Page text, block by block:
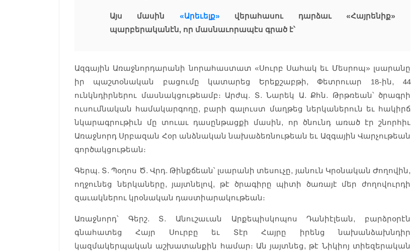
Այս մասին «Արեւելք» վերահասու դարձաւ «Հայրենիք»
պարբերականէն, որ մասնաւորապէս գրած է՝
Ազգային Առաջնորդարանի նորահաստատ «Սուրբ Սահակ եւ Մեսրոպ» լսարանը
իր պաշտօնական բացումը կատարեց Երեքշաբթի, Փետրուար 18-ին, 44
ունկնդիրներու մասնակցութեամբ։ Արժպ. Տ. Նարեկ Ա. Քհն. Թրթռեան՝ ծրագրի
ուսումնական համակարգողը, բարի գալուստ մաղթեց ներկաներուն եւ հակիրճ
նկարագրութիւն մը տուաւ դասընթացքի մասին, որ ծնունդ առած էր շնորհիւ
Առաջնորդ Սրբազան Հօր անձնական նախաձեռնութեան եւ Ազգային Վարչութեան
գործակցութեան։
Գերպ. Տ. Պօղոս Ծ. Վրդ. Թինքճեան՝ լսարանի տեսուչը, յանուն Կրօնական Ժողովին,
ողջունեց ներկաները, յայտնելով, թէ ծրագիրը պիտի ծառայէ մեր ժողովուրդի
զաւակներու կրօնական դաստիարակութեան։
Առաջնորդ՝ Գերշ. Տ. Անուշաւան Արքեպիսկոպոս Դանիէլեան, բարձրօրէն
գնահատեց Հայր Սուրբը եւ Տէր Հայրը իրենց նախանձախնդիր
կազմակերպական աշխատանքին համար։ Ան յայտնեց, թէ Նիկիոյ տիեզերական